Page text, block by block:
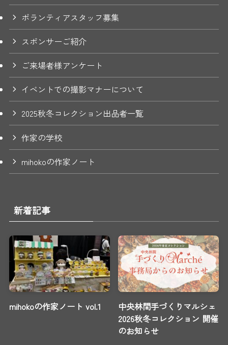
ボランティアスタッフ募集
スポンサーご紹介
ご来場者様アンケート
イベントでの撮影マナーについて
2025秋冬コレクション出品者一覧
作家の学校
mihokoの作家ノート
新着記事
mihokoの作家ノート vol.1
中央林間手づくりマルシェ
2026秋冬コレクション 開催
のお知らせ